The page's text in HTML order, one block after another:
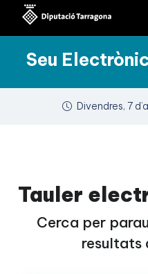
Seu
Divendres, 7
Tauler
Cerca per
resultats